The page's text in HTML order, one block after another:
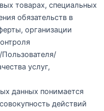
товарах, специальных
обязательств в
организации
услуг,
данных понимается
действий